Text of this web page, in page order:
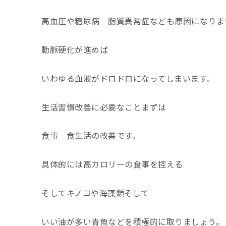
高血圧や糖尿病 脂質異常症なども原因になり
動脈硬化が進めば
いわゆる血液がドロドロになってしまいます。
生活習慣改善に必要なことまずは
食事 食生活の改善です。
具体的には高カロリーの食事を控える
そしてキノコや海藻類そして
いい油が多い青魚などを積極的に取りましょう。